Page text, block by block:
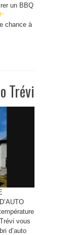
un BBQ
chance à
Trévi
vous
d’auto